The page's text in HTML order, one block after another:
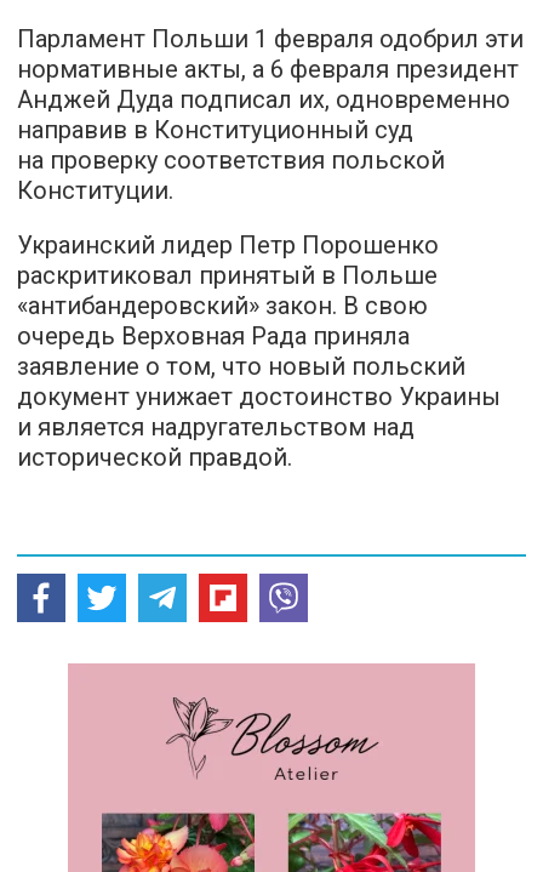
Парламент Польши 1 февраля одобрил эти
нормативные акты, а 6 февраля президент
Анджей Дуда подписал их, одновременно
направив в Конституционный суд
на проверку соответствия польской
Конституции.
Украинский лидер Петр Порошенко
раскритиковал принятый в Польше
«антибандеровский» закон. В свою
очередь Верховная Рада приняла
заявление о том, что новый польский
документ унижает достоинство Украины
и является надругательством над
исторической правдой.